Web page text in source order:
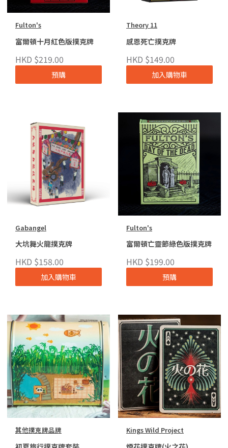
Fulton's
富爾頓十月紅色版撲克牌
HKD $219.00
預購
Theory 11
感恩死亡撲克牌
HKD $149.00
加入購物車
Gabangel
大坑舞火龍撲克牌
HKD $158.00
加入購物車
Fulton's
富爾頓亡靈節綠色版撲克牌
HKD $199.00
預購
其他撲克牌品牌 Kings Wild Project